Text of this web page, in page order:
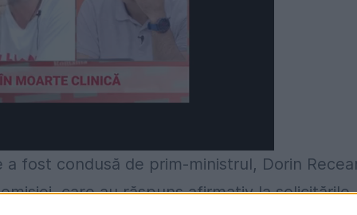
fost condusă de prim-ministrul, Dorin
care au răspuns afirmativ la solicitările